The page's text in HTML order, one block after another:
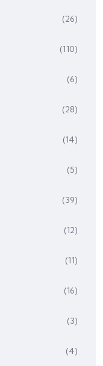
(26)
(110)
(6)
(28)
(14)
(5)
(39)
(12)
(11)
(16)
(3)
(4)